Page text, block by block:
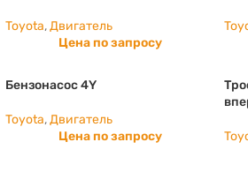
Toyota,Двигатель
Цена по запросу
Бензонасос 4Y
Toyota,Двигатель
Цена по запросу